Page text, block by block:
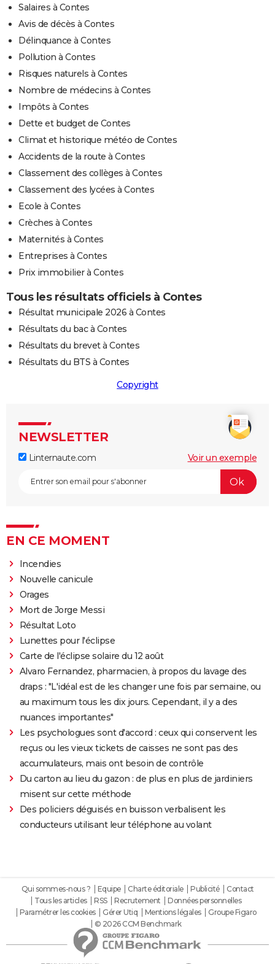
Salaires à Contes
Avis de décès à Contes
Délinquance à Contes
Pollution à Contes
Risques naturels à Contes
Nombre de médecins à Contes
Impôts à Contes
Dette et budget de Contes
Climat et historique météo de Contes
Accidents de la route à Contes
Classement des collèges à Contes
Classement des lycées à Contes
Ecole à Contes
Crèches à Contes
Maternités à Contes
Entreprises à Contes
Prix immobilier à Contes
Tous les résultats officiels à Contes
Résultat municipale 2026 à Contes
Résultats du bac à Contes
Résultats du brevet à Contes
Résultats du BTS à Contes
Copyright
NEWSLETTER
Linternaute.com Voir un exemple
EN CE MOMENT
Incendies
Nouvelle canicule
Orages
Mort de Jorge Messi
Résultat Loto
Lunettes pour l'éclipse
Carte de l'éclipse solaire du 12 août
Alvaro Fernandez, pharmacien, à propos du lavage des
draps : "L'idéal est de les changer une fois par semaine, ou
au maximum tous les dix jours. Cependant, il y a des
nuances importantes"
Les psychologues sont d'accord : ceux qui conservent les
reçus ou les vieux tickets de caisses ne sont pas des
accumulateurs, mais ont besoin de contrôle
Du carton au lieu du gazon : de plus en plus de jardiniers
misent sur cette méthode
Des policiers déguisés en buisson verbalisent les
conducteurs utilisant leur téléphone au volant
Qui sommes-nous ? Equipe Charte éditoriale Publicité
Contact
Tous les articles
RSS Recrutement
Données personnelles
Paramétrer les cookies
Gérer Utiq Mentions légales
Groupe Figaro
© 2026 CCM Benchmark